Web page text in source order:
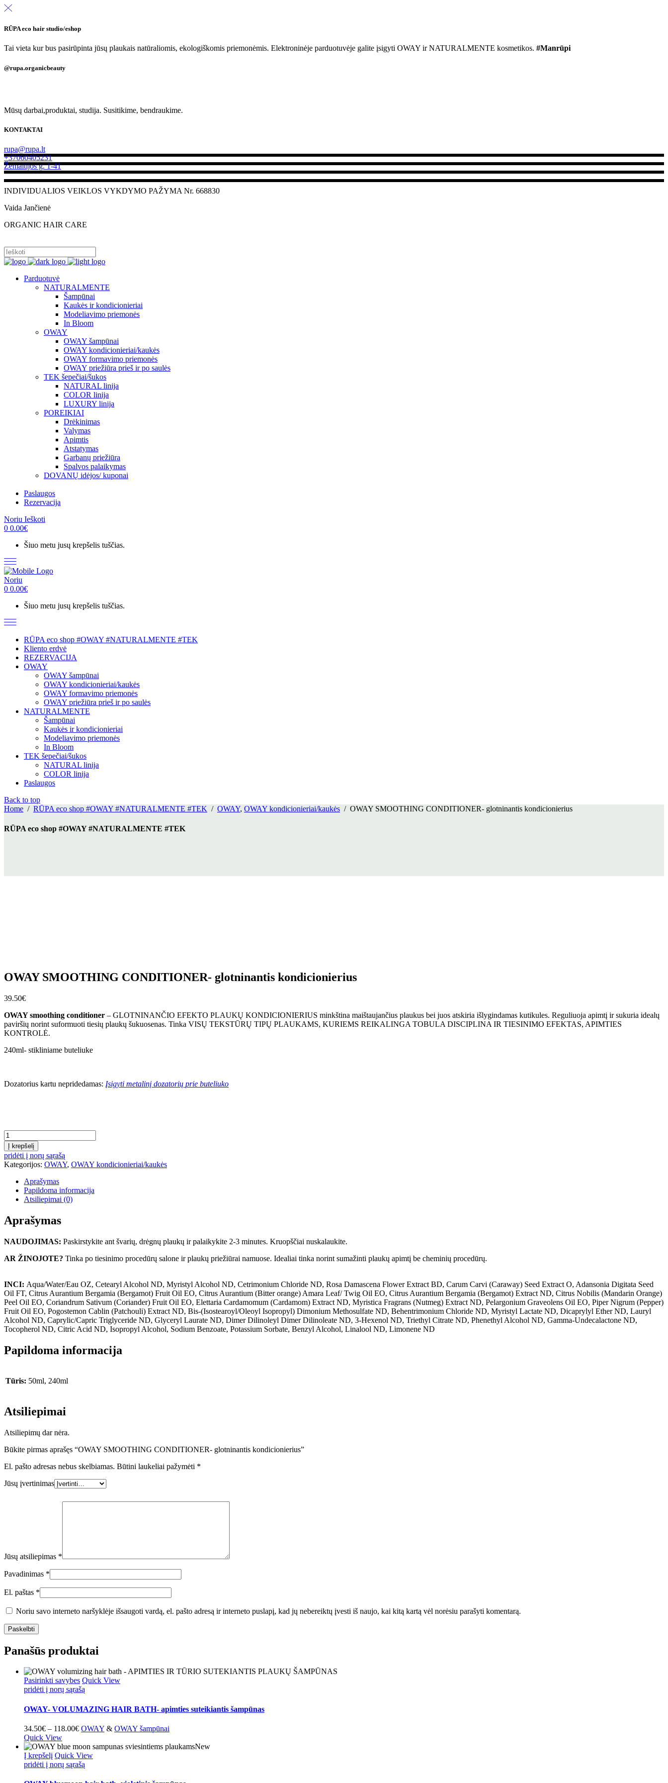
RŪPA eco hair studio/eshop
Tai vieta kur bus pasirūpinta jūsų plaukais natūraliomis, ekologiškomis priemonėmis. Elektroninėje parduotuvėje galite įsigyti OWAY ir NATURALMENTE kosmetikos. #Manrūpi
@rupa.organicbeauty
Mūsų darbai,produktai, studija. Susitikime, bendraukime.
KONTAKTAI
rupa@rupa.lt
+37060405231
Žemaitijos g. 1-41
INDIVIDUALIOS VEIKLOS VYKDYMO PAŽYMA Nr. 668830
Vaida Jančienė
ORGANIC HAIR CARE
Parduotuvė
NATURALMENTE
Šampūnai
Kaukės ir kondicionieriai
Modeliavimo priemonės
In Bloom
OWAY
OWAY šampūnai
OWAY kondicionieriai/kaukės
OWAY formavimo priemonės
OWAY priežiūra prieš ir po saulės
TEK šepečiai/šukos
NATURAL linija
COLOR linija
LUXURY linija
POREIKIAI
Drėkinimas
Valymas
Apimtis
Atstatymas
Garbanų priežiūra
Spalvos palaikymas
DOVANŲ idėjos/ kuponai
Paslaugos
Rezervacija
Noriu Ieškoti
0 0.00€
Šiuo metu jusų krepšelis tuščias.
Noriu
0 0.00€
Šiuo metu jusų krepšelis tuščias.
RŪPA eco shop #OWAY #NATURALMENTE #TEK
Kliento erdvė
REZERVACIJA
OWAY
OWAY šampūnai
OWAY kondicionieriai/kaukės
OWAY formavimo priemonės
OWAY priežiūra prieš ir po saulės
NATURALMENTE
Šampūnai
Kaukės ir kondicionieriai
Modeliavimo priemonės
In Bloom
TEK šepečiai/šukos
NATURAL linija
COLOR linija
Paslaugos
Back to top
Home / RŪPA eco shop #OWAY #NATURALMENTE #TEK / OWAY, OWAY kondicionieriai/kaukės / OWAY SMOOTHING CONDITIONER- glotninantis kondicionierius
RŪPA eco shop #OWAY #NATURALMENTE #TEK
OWAY SMOOTHING CONDITIONER- glotninantis kondicionierius
39.50€
OWAY smoothing conditioner – GLOTNINANČIO EFEKTO PLAUKŲ KONDICIONIERIUS minkština maištaujančius plaukus bei juos atskiria išlygindamas kutikules. Reguliuoja apimtį ir sukuria idealų
paviršių norint suformuoti tiesių plaukų šukuosenas. Tinka VISŲ TEKSTŪRŲ TIPŲ PLAUKAMS, KURIEMS REIKALINGA TOBULA DISCIPLINA IR TIESINIMO EFEKTAS, APIMTIES
KONTROLĖ.
240ml- stikliniame buteliuke
Dozatorius kartu nepridedamas: Įsigyti metalinį dozatorių prie buteliuko
kiekis
Į krepšelį
pridėti į norų sąrašą
Kategorijos: OWAY, OWAY kondicionieriai/kaukės
Aprašymas
Papildoma informacija
Atsiliepimai (0)
Aprašymas
NAUDOJIMAS: Paskirstykite ant švarių, drėgnų plaukų ir palaikykite 2-3 minutes. Kruopščiai nuskalaukite.
AR ŽINOJOTE? Tinka po tiesinimo procedūrų salone ir plaukų priežiūrai namuose. Idealiai tinka norint sumažinti plaukų apimtį be cheminių procedūrų.
INCI: Aqua/Water/Eau OZ, Cetearyl Alcohol ND, Myristyl Alcohol ND, Cetrimonium Chloride ND, Rosa Damascena Flower Extract BD, Carum Carvi (Caraway) Seed Extract O, Adansonia Digitata Seed
Oil FT, Citrus Aurantium Bergamia (Bergamot) Fruit Oil EO, Citrus Aurantium (Bitter orange) Amara Leaf/ Twig Oil EO, Citrus Aurantium Bergamia (Bergamot) Extract ND, Citrus Nobilis (Mandarin Orange)
Peel Oil EO, Coriandrum Sativum (Coriander) Fruit Oil EO, Elettaria Cardamomum (Cardamom) Extract ND, Myristica Fragrans (Nutmeg) Extract ND, Pelargonium Graveolens Oil EO, Piper Nigrum (Pepper)
Fruit Oil EO, Pogostemon Cablin (Patchouli) Extract ND, Bis-(Isostearoyl/Oleoyl Isopropyl) Dimonium Methosulfate ND, Behentrimonium Chloride ND, Myristyl Lactate ND, Dicaprylyl Ether ND, Lauryl
Alcohol ND, Caprylic/Capric Triglyceride ND, Glyceryl Laurate ND, Dimer Dilinoleyl Dimer Dilinoleate ND, 3-Hexenol ND, Triethyl Citrate ND, Phenethyl Alcohol ND, Gamma-Undecalactone ND,
Tocopherol ND, Citric Acid ND, Isopropyl Alcohol, Sodium Benzoate, Potassium Sorbate, Benzyl Alcohol, Linalool ND, Limonene ND
Papildoma informacija
Tūris: 50ml, 240ml
Atsiliepimai
Atsiliepimų dar nėra.
Būkite pirmas aprašęs “OWAY SMOOTHING CONDITIONER- glotninantis kondicionierius”
El. pašto adresas nebus skelbiamas. Būtini laukeliai pažymėti *
Jūsų įvertinimas
Jūsų atsiliepimas *
Pavadinimas *
El. paštas *
Noriu savo interneto naršyklėje išsaugoti vardą, el. pašto adresą ir interneto puslapį, kad jų nebereiktų įvesti iš naujo, kai kitą kartą vėl norėsiu parašyti komentarą.
Panašūs produktai
Pasirinkti savybes This
product
multiple
variants.
The
options
be
chosen
on
Quick View
pridėti į norų sąrašą
OWAY- VOLUMAZING HAIR BATH- apimties suteikiantis šampūnas
34.50€ – 118.00€Price
34.50€
through
118.00€
OWAY & OWAY šampūnai
Quick View
New
Į krepšelį Quick View
pridėti į norų sąrašą